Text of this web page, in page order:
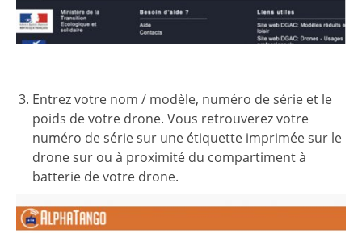
Entrez votre nom / modèle, numéro de série et le
poids de votre drone. Vous retrouverez votre
numéro de série sur une étiquette imprimée sur le
drone sur ou à proximité du compartiment à
batterie de votre drone.